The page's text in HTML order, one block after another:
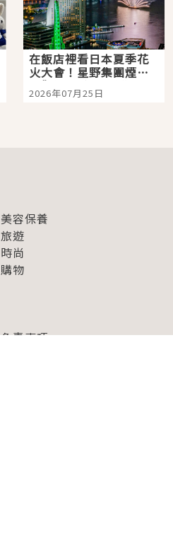
在飯店裡看日本夏季花
火大會！星野集團煙火
景觀飯店6選，讓你不用
人擠人悠閒欣賞
2026年07月25日
美容保養
旅遊
時尚
購物
免責事項